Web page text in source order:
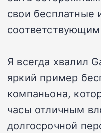
свои бесплатные
Я всегда хвалил
яркий пример
компаньона,
часы отличным
долгосрочной